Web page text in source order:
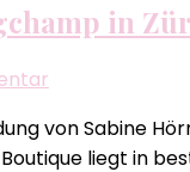
in
is
von Sabine
liegt in